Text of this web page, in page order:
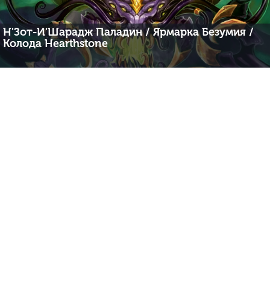
Н'Зот-И'Шарадж Паладин / Ярмарка Безумия /
Колода Hearthstone